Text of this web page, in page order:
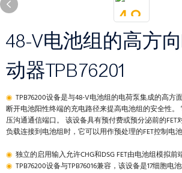
48-V电池组的高方
动器TPB76201
◉ TPB76200设备是与48-V电池组的电荷泵集成的高方
断开电池阳性终端的充电路径来提高电池组的安全性
压沟通通信端口。 该设备具有预付费或预分泌前的FET
负载连接到电池组时，它可以用作预处理的FET控制电
◉ 独立的启用输入允许CHG和DSG FET由电池组模拟前
◉ TPB76200设备与TPB76016兼容，该设备是17细胞电